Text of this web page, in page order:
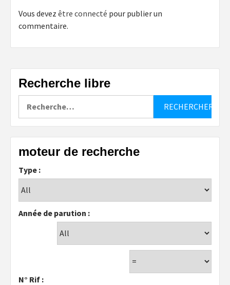
Vous devez être connecté pour publier un
commentaire.
Recherche libre
moteur de recherche
Type :
Année de parution :
N° Rif :